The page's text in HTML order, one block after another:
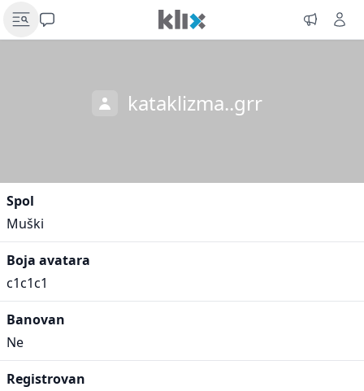
kataklizma..grr
Spol
Muški
Boja avatara
c1c1c1
Banovan
Ne
Registrovan